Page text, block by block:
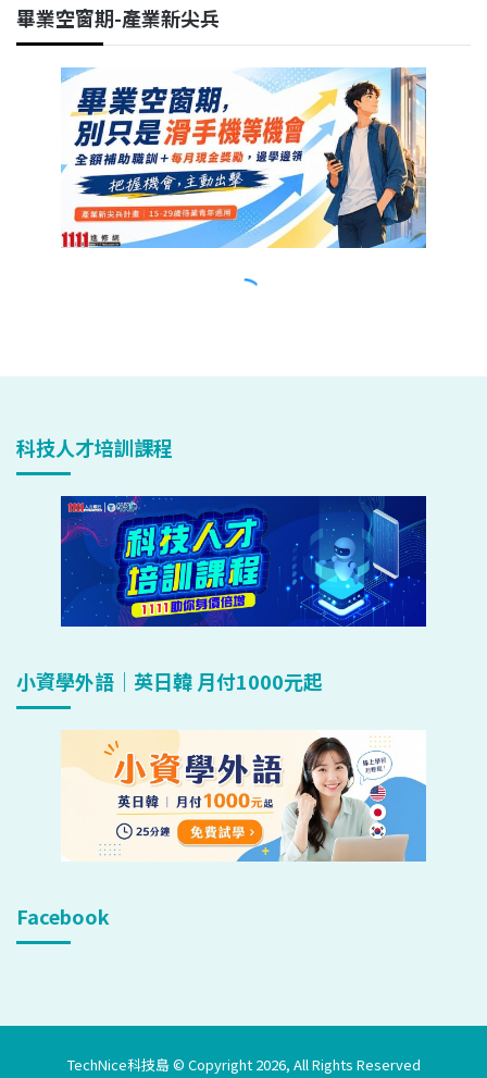
科技人才培訓課程
小資學外語｜英日韓 月付1000元起
Facebook
TechNice科技島 © Copyright 2026, All Rights Reserved